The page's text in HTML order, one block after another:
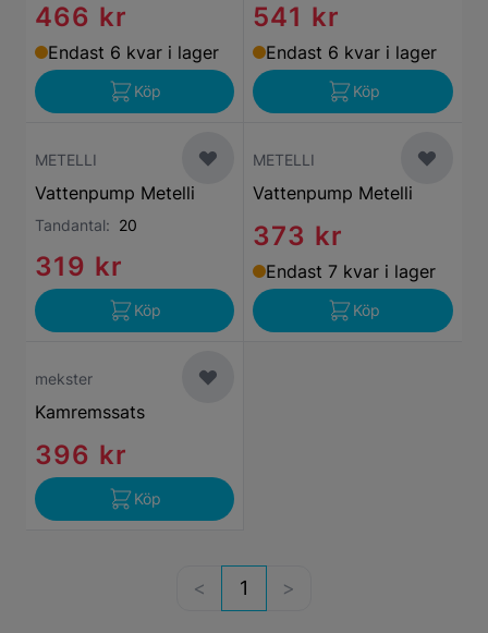
466 kr
Endast 6 kvar i lager
Köp
541 kr
Endast 6 kvar i lager
Köp
METELLI
Vattenpump Metelli
Tandantal: 20
319 kr
Köp
METELLI
Vattenpump Metelli
373 kr
Endast 7 kvar i lager
Köp
mekster
Kamremssats
396 kr
Köp
1